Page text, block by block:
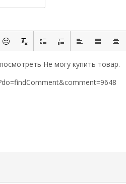
Не могу купить товар.